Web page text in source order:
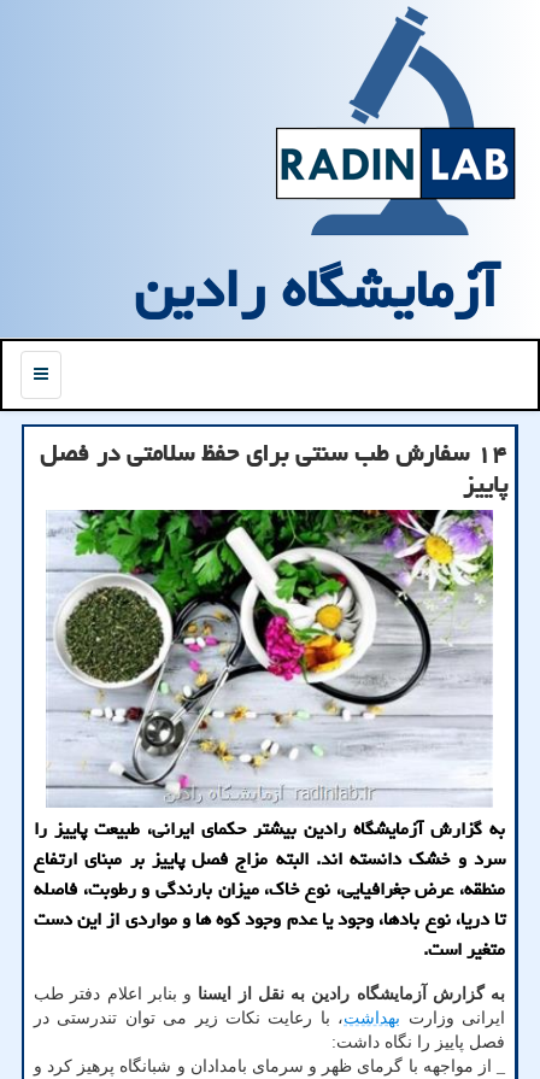
آزمایشگاه رادین
منو
۱۴ سفارش طب سنتی برای حفظ سلامتی در فصل
پاییز
به گزارش آزمایشگاه رادین بیشتر حکمای ایرانی، طبیعت پاییز را
سرد و خشک دانسته اند. البته مزاج فصل پاییز بر مبنای ارتفاع
منطقه، عرض جغرافیایی، نوع خاک، میزان بارندگی و رطوبت، فاصله
تا دریا، نوع بادها، وجود یا عدم وجود کوه ها و مواردی از این دست
متغیر است.
به گزارش آزمایشگاه رادین به نقل از ایسنا و بنابر اعلام دفتر طب
ایرانی وزارت بهداشت، با رعایت نکات زیر می توان تندرستی در
فصل پاییز را نگاه داشت:
_ از مواجهه با گرمای ظهر و سرمای بامدادان و شبانگاه پرهیز کرد و